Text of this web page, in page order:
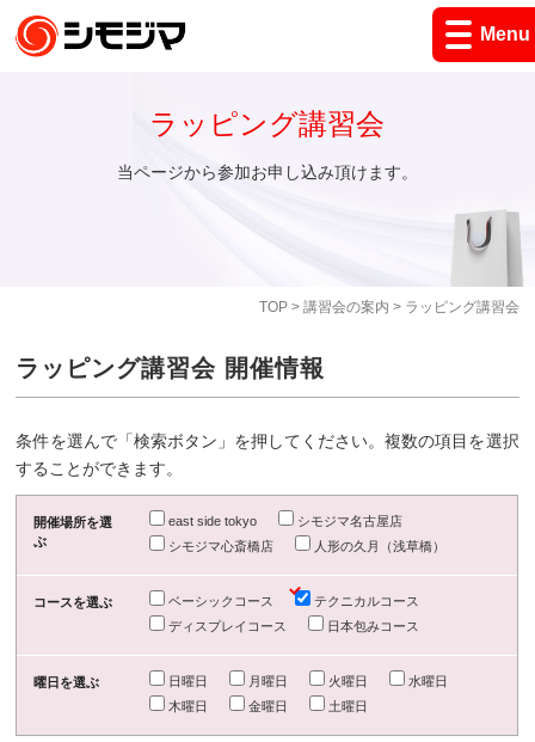
Menu
TOP> 講習会の案内 > ラッピング講習会
ラッピング講習会
当ページから参加お申し込み頂けます。
ラッピング講習会 開催情報
条件を選んで「検索ボタン」を押してください。複数の項目を選択
することができます。
開催場所を選
ぶ
east side tokyo
シモジマ名古屋店
シモジマ心斎橋店
人形の久月（浅草橋）
コースを選ぶ ベーシックコース
テクニカルコース
ディスプレイコース
日本包みコース
曜日を選ぶ 日曜日 月曜日 火曜日
水曜日
木曜日
金曜日 土曜日